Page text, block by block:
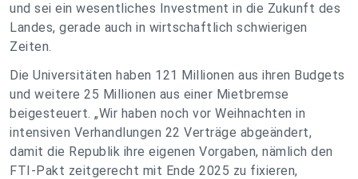
und sei ein wesentliches Investment in die Zukunft des
Landes, gerade auch in wirtschaftlich schwierigen
Zeiten.
Die Universitäten haben 121 Millionen aus ihren Budgets
und weitere 25 Millionen aus einer Mietbremse
beigesteuert. „Wir haben noch vor Weihnachten in
intensiven Verhandlungen 22 Verträge abgeändert,
damit die Republik ihre eigenen Vorgaben, nämlich den
FTI-Pakt zeitgerecht mit Ende 2025 zu fixieren,